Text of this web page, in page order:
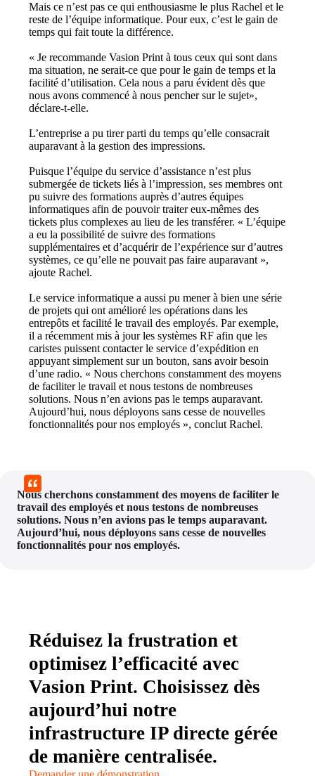
Mais ce n’est pas ce qui enthousiasme le plus Rachel et le
reste de l’équipe informatique. Pour eux, c’est le gain de
temps qui fait toute la différence.
« Je recommande Vasion Print à tous ceux qui sont dans
ma situation, ne serait-ce que pour le gain de temps et la
facilité d’utilisation. Cela nous a paru évident dès que
nous avons commencé à nous pencher sur le sujet»,
déclare-t-elle.
L’entreprise a pu tirer parti du temps qu’elle consacrait
auparavant à la gestion des impressions.
Puisque l’équipe du service d’assistance n’est plus
submergée de tickets liés à l’impression, ses membres ont
pu suivre des formations auprès d’autres équipes
informatiques afin de pouvoir traiter eux-mêmes des
tickets plus complexes au lieu de les transférer. « L’équipe
a eu la possibilité de suivre des formations
supplémentaires et d’acquérir de l’expérience sur d’autres
systèmes, ce qu’elle ne pouvait pas faire auparavant »,
ajoute Rachel.
Le service informatique a aussi pu mener à bien une série
de projets qui ont amélioré les opérations dans les
entrepôts et facilité le travail des employés. Par exemple,
il a récemment mis à jour les systèmes RF afin que les
caristes puissent contacter le service d’expédition en
appuyant simplement sur un bouton, sans avoir besoin
d’une radio. « Nous cherchons constamment des moyens
de faciliter le travail et nous testons de nombreuses
solutions. Nous n’en avions pas le temps auparavant.
Aujourd’hui, nous déployons sans cesse de nouvelles
fonctionnalités pour nos employés », conclut Rachel.
Nous cherchons constamment des moyens de faciliter le
travail des employés et nous testons de nombreuses
solutions. Nous n’en avions pas le temps auparavant.
Aujourd’hui, nous déployons sans cesse de nouvelles
fonctionnalités pour nos employés.
Réduisez la frustration et
optimisez l’efficacité avec
Vasion Print. Choisissez dès
aujourd’hui notre
infrastructure IP directe gérée
de manière centralisée.